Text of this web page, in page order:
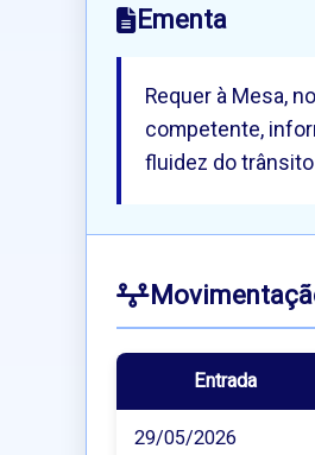
Ementa
Requer à Mesa,
competente,
fluidez do trânsito
Entrada
29/05/2026